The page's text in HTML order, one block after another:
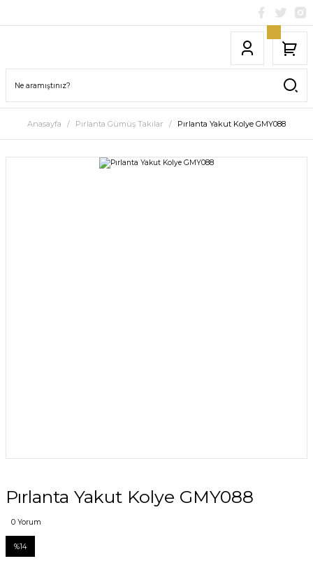
Anasayfa Pırlanta Gümüş Takılar Pırlanta Yakut Kolye GMY088
Pırlanta Yakut Kolye GMY088
0 Yorum
%14